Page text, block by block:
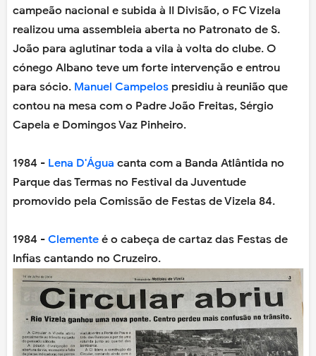
campeão nacional e subida à II Divisão, o FC Vizela
realizou uma assembleia aberta no Patronato de S.
João para aglutinar toda a vila à volta do clube. O
cónego Albano teve um forte intervenção e entrou
para sócio. Manuel Campelos presidiu à reunião que
contou na mesa com o Padre João Freitas, Sérgio
Capela e Domingos Vaz Pinheiro.
1984 - Lena D'Água canta com a Banda Atlântida no
Parque das Termas no Festival da Juventude
promovido pela Comissão de Festas de Vizela 84.
1984 - Clemente é o cabeça de cartaz das Festas de
Infias cantando no Cruzeiro.